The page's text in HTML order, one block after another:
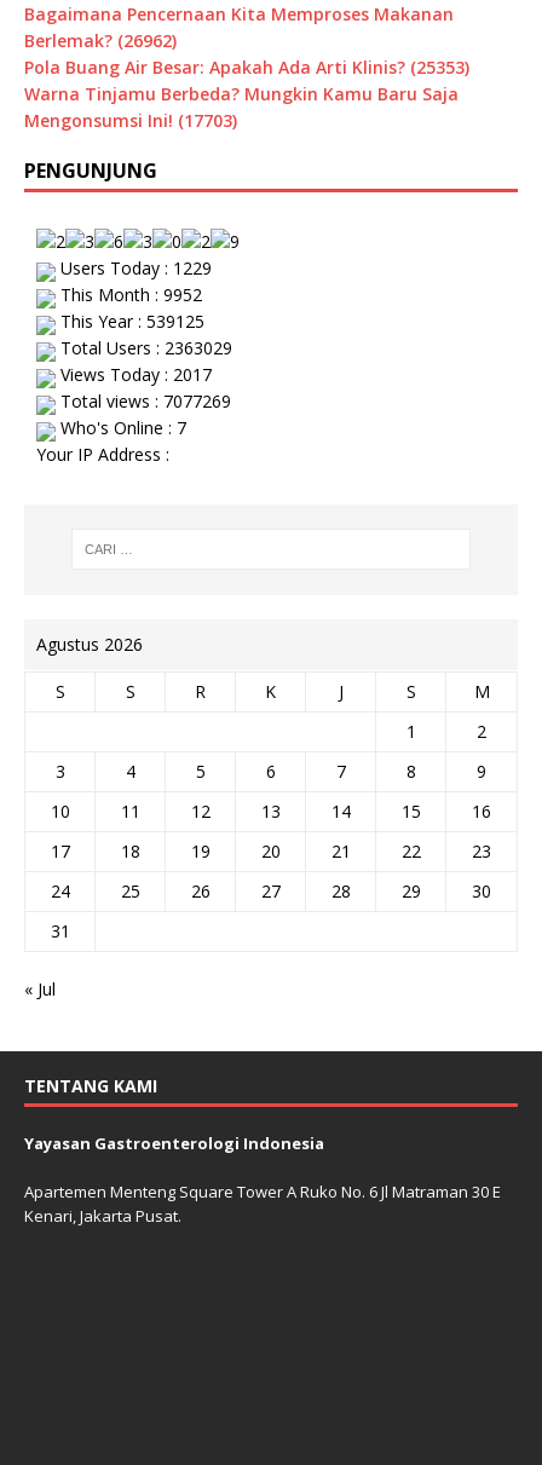
Bagaimana Pencernaan Kita Memproses Makanan
Berlemak? (26962)
Pola Buang Air Besar: Apakah Ada Arti Klinis? (25353)
Warna Tinjamu Berbeda? Mungkin Kamu Baru Saja
Mengonsumsi Ini! (17703)
PENGUNJUNG
Users Today : 1229
This Month : 9952
This Year : 539125
Total Users : 2363029
Views Today : 2017
Total views : 7077269
Who's Online : 7
Your IP Address :
Agustus 2026
S S R K J S
M
1
2
3
4 5 6 7 8
9
10
11 12 13 14 15
16
17
18 19 20 21 22
23
24
25 26 27 28 29
30
31
« Jul
TENTANG KAMI
Yayasan Gastroenterologi Indonesia
Apartemen Menteng Square Tower A Ruko No. 6 Jl Matraman 30 E
Kenari, Jakarta Pusat.